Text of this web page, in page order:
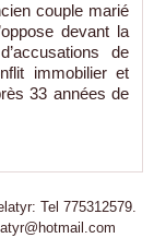
couple marié
devant la
de
immobilier et
33 années de
Tel 775312579.